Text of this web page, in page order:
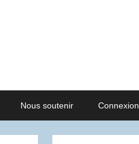
Nous soutenir Connexion